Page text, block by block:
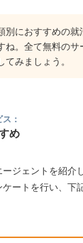
別におすすめの
ね。全て無料のサ
てみましょう。
：
め
ジェントを紹介
ケートを行い、下